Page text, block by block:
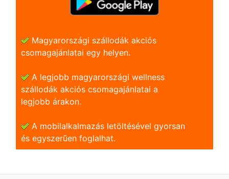
Magyarországi szállodák akciós
csomagajánlatai egy helyen.
A legjobb magyarországi wellness
szállodák akciós csomagajánlatai a
legjobb árakon.
A mobilalkalmazás letöltésével gyorsan
és egyszerũen foglalhat.